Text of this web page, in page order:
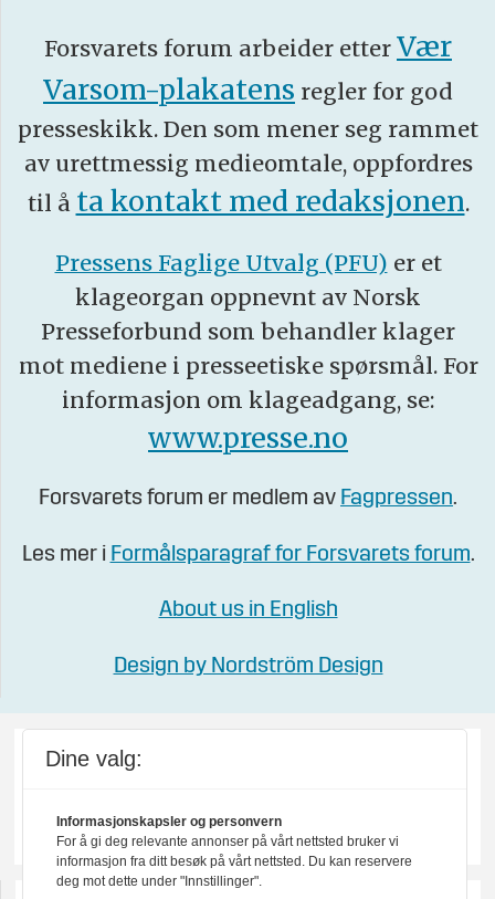
Forsvarets forum arbeider etter Vær
Varsom-plakatens regler for god
presseskikk. Den som mener seg rammet
av urettmessig medieomtale, oppfordres
til å ta kontakt med redaksjonen.
Pressens Faglige Utvalg (PFU) er et
klageorgan oppnevnt av Norsk
Presseforbund som behandler klager
mot mediene i presseetiske spørsmål. For
informasjon om klageadgang, se:
www.presse.no
Forsvarets forum er medlem av Fagpressen.
Les mer i Formålsparagraf for Forsvarets forum.
About us in English
Design by Nordström Design
Dine valg:
Informasjonskapsler og personvern
For å gi deg relevante annonser på vårt nettsted bruker vi
informasjon fra ditt besøk på vårt nettsted. Du kan reservere
deg mot dette under "Innstillinger".